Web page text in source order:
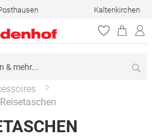
Kaltenkirchen
Reisetaschen